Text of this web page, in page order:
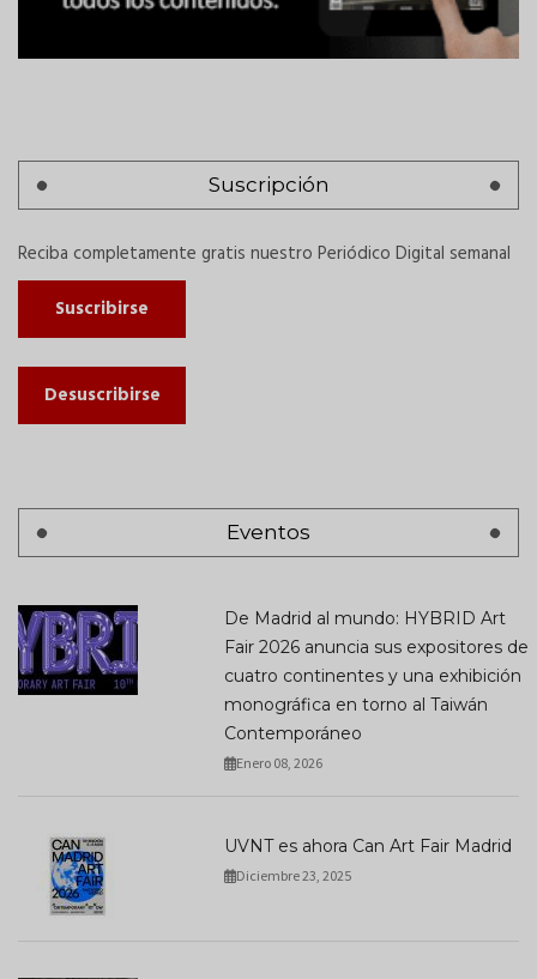
Suscripción
Reciba completamente gratis nuestro Periódico Digital semanal
Suscribirse
Desuscribirse
Eventos
De Madrid al mundo: HYBRID Art
Fair 2026 anuncia sus expositores de
cuatro continentes y una exhibición
monográfica en torno al Taiwán
Contemporáneo
Enero 08, 2026
UVNT es ahora Can Art Fair Madrid
Diciembre 23, 2025